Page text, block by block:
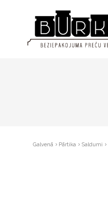
Galvenā Pārtika Saldumi